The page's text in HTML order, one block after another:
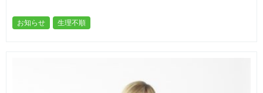
お知らせ 生理不順